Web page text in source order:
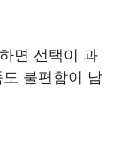
면 선택이 과
불편함이 남